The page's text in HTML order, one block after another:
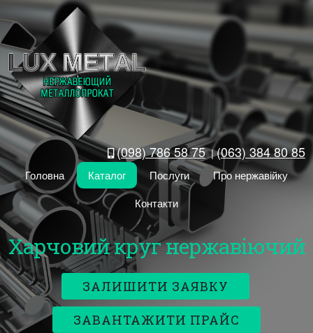
(098) 786 58 75|(063) 384 80 85
Головна Каталог Послуги
Про нержавійку
Контакти
Харчовий круг нержавіючий
ЗАЛИШИТИ ЗАЯВКУ
ЗАВАНТАЖИТИ ПРАЙС